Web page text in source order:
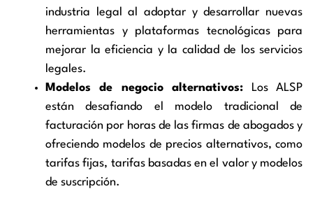
industria legal al adoptar y desarrollar nuevas
herramientas y plataformas tecnológicas para
mejorar la eficiencia y la calidad de los servicios
legales.
Modelos de negocio alternativos: Los ALSP
están desafiando el modelo tradicional de
facturación por horas de las firmas de abogados y
ofreciendo modelos de precios alternativos, como
tarifas fijas, tarifas basadas en el valor y modelos
de suscripción.